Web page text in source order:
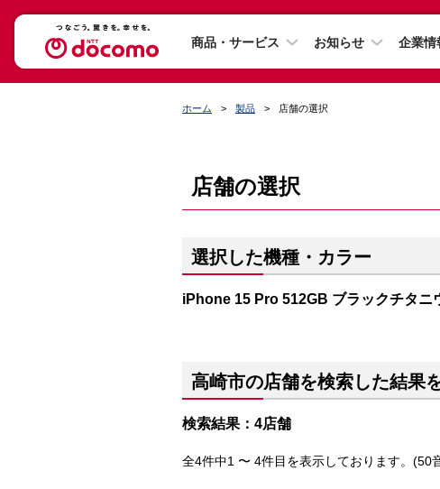
商品・サービス お知らせ 企業情
ホーム 製品 店舗の選択
店舗の選択
選択した機種・カラー
iPhone 15 Pro 512GB ブラックチタニ
高崎市の店舗を検索した結果
検索結果：4店舗
全4件中1 〜 4件目を表示しております。(50